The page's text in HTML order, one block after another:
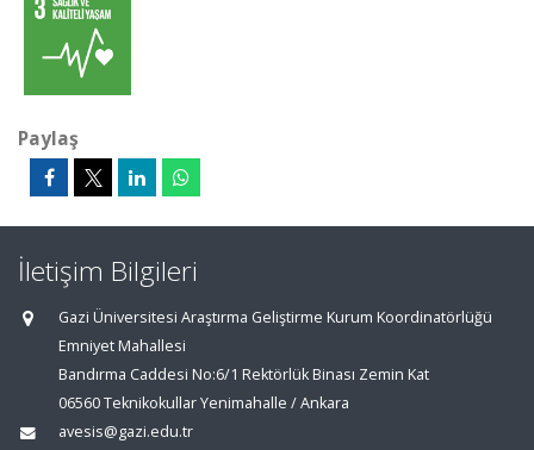
Paylaş
İletişim Bilgileri
Gazi Üniversitesi Araştırma Geliştirme Kurum Koordinatörlüğü
Emniyet Mahallesi
Bandırma Caddesi No:6/1 Rektörlük Binası Zemin Kat
06560 Teknikokullar Yenimahalle / Ankara
avesis@gazi.edu.tr